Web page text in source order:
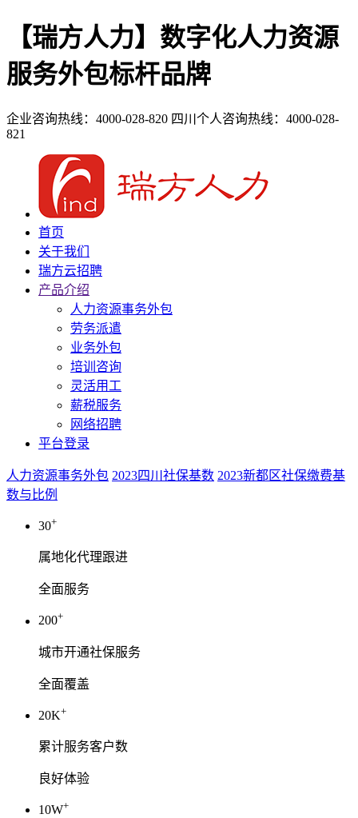
【瑞方人力】数字化人力资源
服务外包标杆品牌
企业咨询热线：4000-028-820 四川个人咨询热线：4000-028-
821
首页
关于我们
瑞方云招聘
产品介绍
人力资源事务外包
劳务派遣
业务外包
培训咨询
灵活用工
薪税服务
网络招聘
平台登录
人力资源事务外包 2023四川社保基数 2023新都区社保缴费基
数与比例
30+
属地化代理跟进
全面服务
200+
城市开通社保服务
全面覆盖
20K+
累计服务客户数
良好体验
10W+